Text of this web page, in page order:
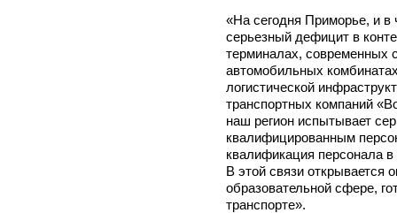
«На сегодня Приморье, и в
серьезный дефицит в
терминалах, современных
автомобильных
логистической
транспортных компаний
наш регион испытывает
квалифицированным
квалификация персонала в
В этой связи открывается
образовательной сфере,
транспорте».